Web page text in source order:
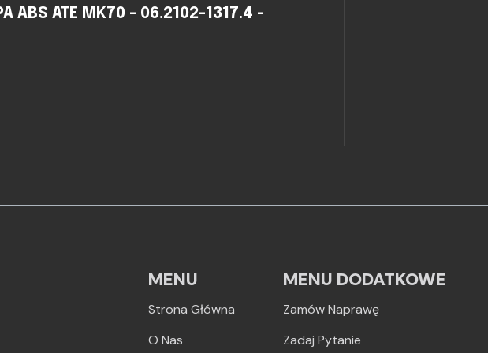
ABS ATE MK70 - 06.2102-1317.4 -
MENU
Strona Główna
O Nas
MENU DODATKOWE
Zamów Naprawę
Zadaj Pytanie